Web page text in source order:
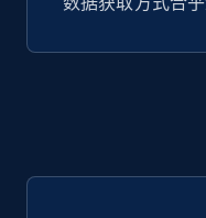
Google Play
URL, Review id,